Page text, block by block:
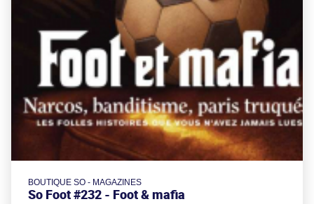
BOUTIQUE SO - MAGAZINES
So Foot #232 - Foot & mafia